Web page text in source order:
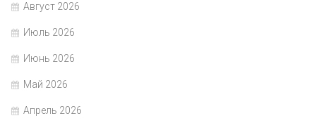
Август 2026
Июль 2026
Июнь 2026
Май 2026
Апрель 2026